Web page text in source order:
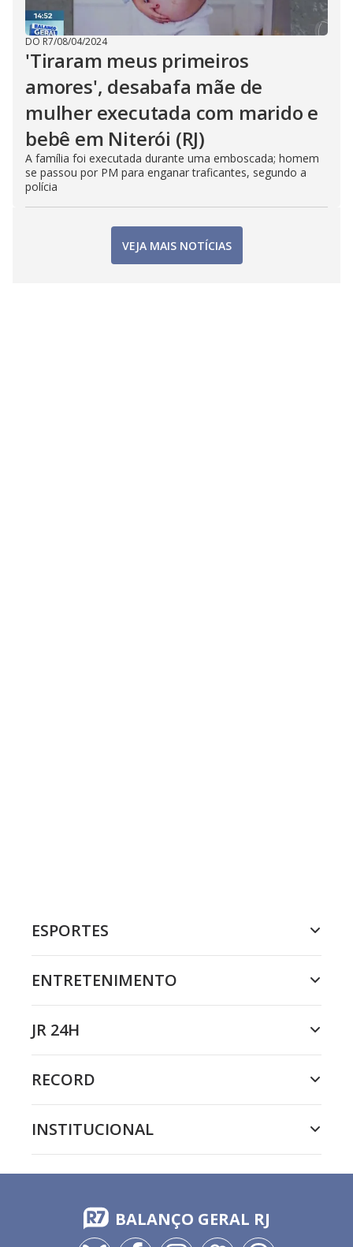
DO R7/08/04/2024
'Tiraram meus primeiros
amores', desabafa mãe de
mulher executada com marido e
bebê em Niterói (RJ)
A família foi executada durante uma emboscada; homem
se passou por PM para enganar traficantes, segundo a
polícia
VEJA MAIS NOTÍCIAS
ESPORTES
ENTRETENIMENTO
JR 24H
RECORD
INSTITUCIONAL
BALANÇO GERAL RJ